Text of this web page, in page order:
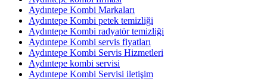
Aydıntepe Kombi Markaları
Aydıntepe Kombi petek temizliği
Aydıntepe Kombi radyatör temizliği
Aydıntepe Kombi servis fiyatları
Aydıntepe Kombi Servis Hizmetleri
Aydıntepe kombi servisi
Aydıntepe Kombi Servisi iletişim